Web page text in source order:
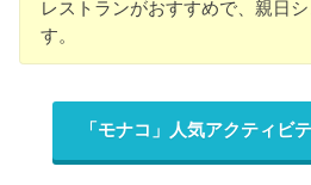
レストランがおすすめで、親日
す。
「モナコ」人気アクティビ